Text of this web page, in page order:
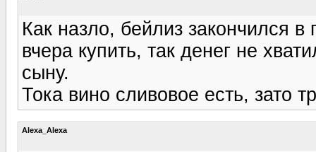
Как назло, бейлиз закончился
вчера купить, так денег не
сыну.
Тока вино сливовое есть, зато
Alexa_Alexa